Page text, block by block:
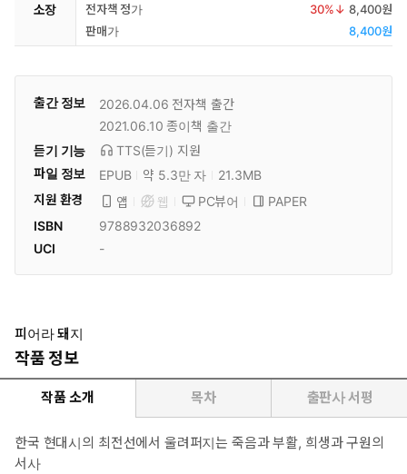
소장
전자책 정가
30%↓ 8,400원
판매가
8,400원
출간 정보 2026.04.06 전자책 출간
2021.06.10 종이책 출간
듣기 기능
TTS(듣기) 지원
파일 정보
EPUB 약 5.3만 자
21.3MB
지원 환경
앱 웹 PC뷰어
PAPER
ISBN
9788932036892
UCI
-
피어라 돼지
작품 정보
작품 소개 목차 출판사 서평
한국 현대시의 최전선에서 울려퍼지는 죽음과 부활, 희생과 구원의
서사